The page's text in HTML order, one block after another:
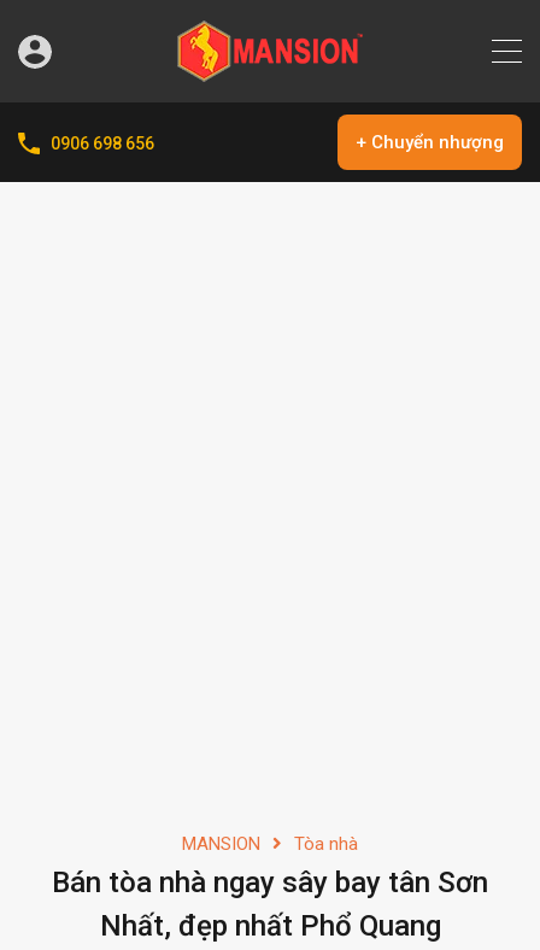
0906 698 656 + Chuyển nhượng
MANSION Tòa nhà
Bán tòa nhà ngay sây bay tân Sơn
Nhất, đẹp nhất Phổ Quang